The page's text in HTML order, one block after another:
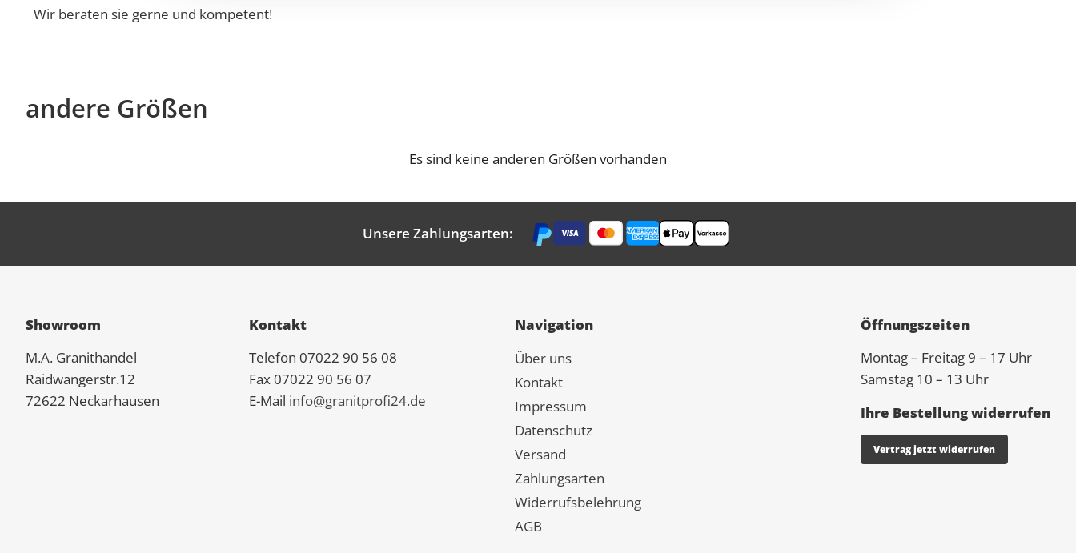
Wir beraten sie gerne und kompetent!
andere Größen
Es sind keine anderen Größen vorhanden
Unsere Zahlungsarten:
Showroom
M.A. Granithandel
Raidwangerstr.12
72622 Neckarhausen
Kontakt
Telefon 07022 90 56 08
Fax 07022 90 56 07
E-Mail info@granitprofi24.de
Navigation
Über uns
Kontakt
Impressum
Datenschutz
Versand
Zahlungsarten
Widerrufsbelehrung
AGB
Öffnungszeiten
Montag – Freitag 9 – 17 Uhr
Samstag 10 – 13 Uhr
Ihre Bestellung widerrufen
Vertrag jetzt widerrufen